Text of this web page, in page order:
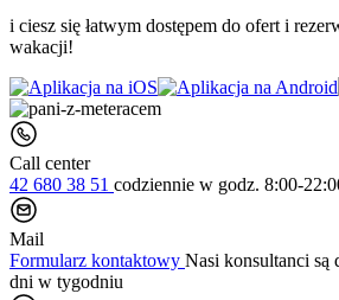
i ciesz się łatwym dostępem do ofert i
wakacji!
Call center
42 680 38 51 codziennie w godz. 8:00-
Mail
Formularz kontaktowy Nasi konsultanci
dni w tygodniu